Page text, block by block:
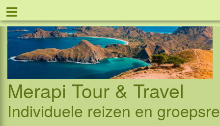
≡
Merapi Tour & Travel
Individuele reizen en